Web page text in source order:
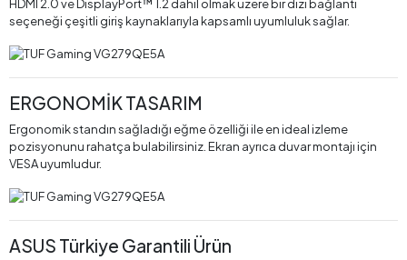
HDMI 2.0 ve DisplayPort™ 1.2 dahil olmak üzere bir dizi bağlantı
seçeneği çeşitli giriş kaynaklarıyla kapsamlı uyumluluk sağlar.
ERGONOMİK TASARIM
Ergonomik standın sağladığı eğme özelliği ile en ideal izleme
pozisyonunu rahatça bulabilirsiniz. Ekran ayrıca duvar montajı için
VESA uyumludur.
ASUS Türkiye Garantili Ürün